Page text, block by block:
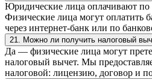
Юридические лица оплачивают по
Физические лица могут оплатить
через интернет-банк или по
21. Можно ли получить налоговый
Да — физические лица могут
налоговый вычет. Мы
налоговой: лицензию, договор и